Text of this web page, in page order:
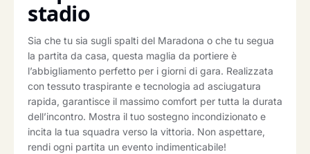
stadio
Sia che tu sia sugli spalti del Maradona o che tu segua
la partita da casa, questa maglia da portiere è
l’abbigliamento perfetto per i giorni di gara. Realizzata
con tessuto traspirante e tecnologia ad asciugatura
rapida, garantisce il massimo comfort per tutta la durata
dell’incontro. Mostra il tuo sostegno incondizionato e
incita la tua squadra verso la vittoria. Non aspettare,
rendi ogni partita un evento indimenticabile!